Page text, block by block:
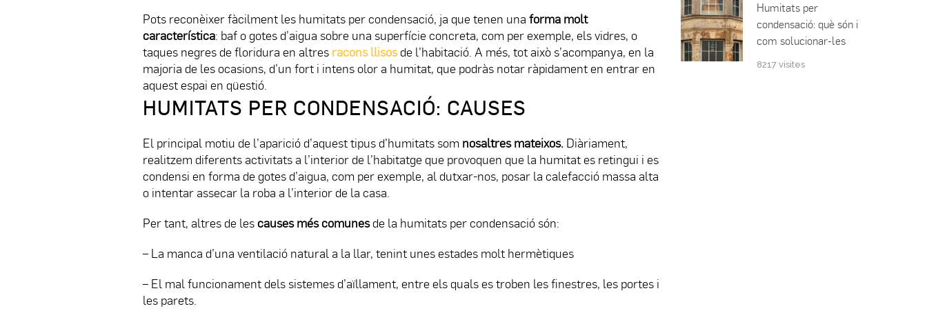
Pots reconèixer fàcilment les humitats per condensació, ja que tenen una forma molt
característica: baf o gotes d’aigua sobre una superfície concreta, com per exemple, els vidres, o
taques negres de floridura en altres racons llisosde l’habitació. A més, tot això s’acompanya, en la
majoria de les ocasions, d’un fort i intens olor a humitat, que podràs notar ràpidament en entrar en
aquest espai en qüestió.
HUMITATS PER CONDENSACIÓ: CAUSES
El principal motiu de l’aparició d’aquest tipus d’humitats som nosaltres mateixos. Diàriament,
realitzem diferents activitats a l’interior de l’habitatge que provoquen que la humitat es retingui i es
condensi en forma de gotes d’aigua, com per exemple, al dutxar-nos, posar la calefacció massa alta
o intentar assecar la roba a l’interior de la casa.
Per tant, altres de lescauses més comunesde la humitats per condensació són:
– La manca d’una ventilació natural a la llar, tenint unes estades molt hermètiques
– El mal funcionament dels sistemes d’aïllament, entre els quals es troben les finestres, les portes i
les parets.
Humitats per
condensació: què són i
com solucionar-les
8217 visites